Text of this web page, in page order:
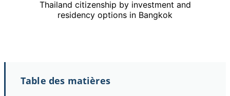
Table des matières